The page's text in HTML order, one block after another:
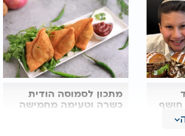
חושף
מתכון לסמוסה הודית
כשרה וטעימה מחמישה